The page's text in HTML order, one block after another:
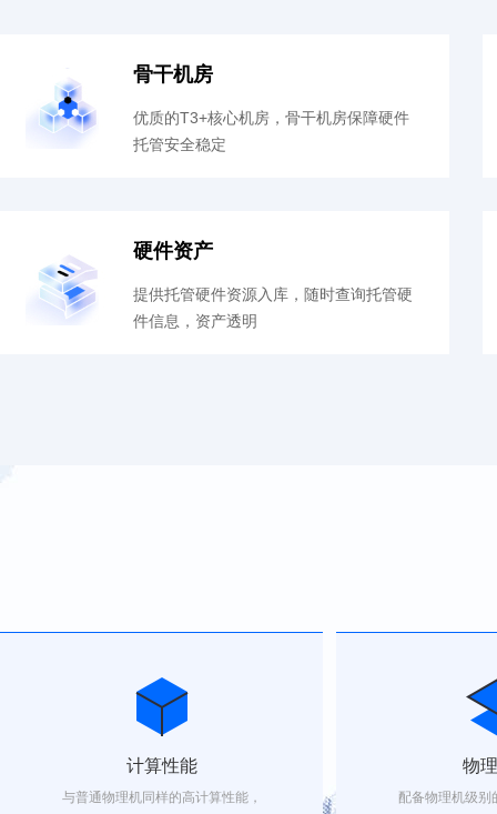
骨干机房
优质的T3+核心机房，骨干机房保障硬件
托管安全稳定
硬件资产
提供托管硬件资源入库，随时查询托管硬
件信息，资产透明
计算性能
与普通物理机同样的高计算性能，
物
配备物理机级别